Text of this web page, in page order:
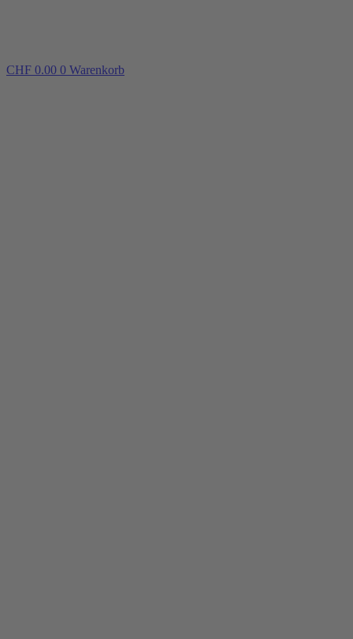
CHF 0.00 0 Warenkorb